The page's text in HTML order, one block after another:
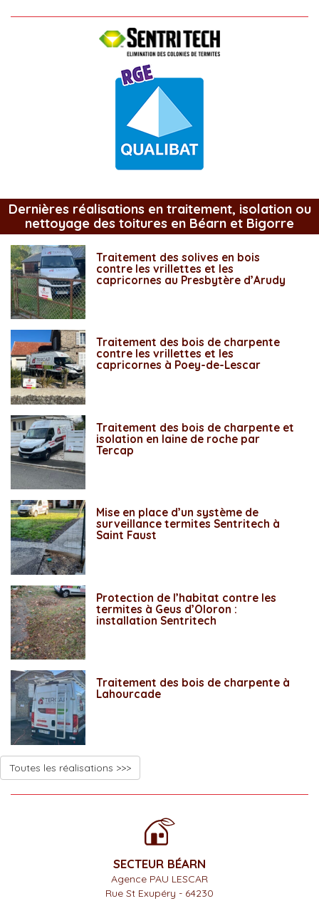
Dernières réalisations en traitement, isolation ou
nettoyage des toitures en Béarn et Bigorre
Traitement des solives en bois
contre les vrillettes et les
capricornes au Presbytère d’Arudy
Traitement des bois de charpente
contre les vrillettes et les
capricornes à Poey-de-Lescar
Traitement des bois de charpente et
isolation en laine de roche par
Tercap
Mise en place d’un système de
surveillance termites Sentritech à
Saint Faust
Protection de l’habitat contre les
termites à Geus d’Oloron :
installation Sentritech
Traitement des bois de charpente à
Lahourcade
Toutes les réalisations >>>
SECTEUR BÉARN
Agence PAU LESCAR
Rue St Exupéry - 64230